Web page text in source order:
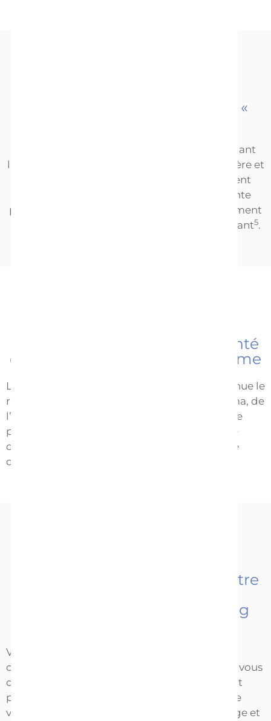
L’allaitement développe vos «
On estime que le contact peau à peau pendant
l’allaitement aide à créer des liens entre la mère et
l’enfant, mais les scientifiques ont également
découvert que le taux d’ocytocine augmente
pendant la tétée. Cela développerait le sentiment
d’amour que vous éprouvez envers votre enfant5.
Le lait maternel favorise la santé
de votre enfant sur le long terme
Le lait maternel regorge d’anticorps
. Il diminue le
risque que votre enfant soit sujet à de l’eczéma, de
l’asthme, des allergies ou qu’il devienne obèse
plus tard
. L’allaitement prolongé contribue
quant à lui à réduire le risque à long terme de
développer des maladies cardiaques
Le lait maternel peut aider votre
alimentation saine sur le long
Votre alimentation influence directement la
composition de votre lait, et les aliments que vous
consommez pendant la période d’allaitement
pourraient avoir un impact sur les saveurs que
votre enfant appréciera au moment du sevrage et